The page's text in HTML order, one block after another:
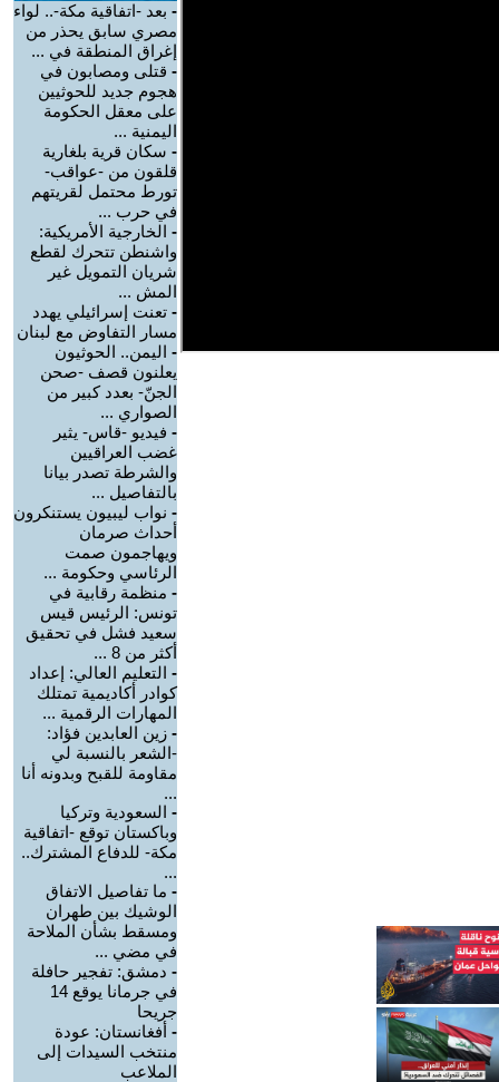
- بعد -اتفاقية مكة-.. لواء
مصري سابق يحذر من
إغراق المنطقة في ...
- قتلى ومصابون في
هجوم جديد للحوثيين
على معقل الحكومة
اليمنية ...
- سكان قرية بلغارية
قلقون من -عواقب-
تورط محتمل لقريتهم
في حرب ...
- الخارجية الأمريكية:
واشنطن تتحرك لقطع
شريان التمويل غير
المش ...
- تعنت إسرائيلي يهدد
مسار التفاوض مع لبنان
- اليمن.. الحوثيون
يعلنون قصف -صحن
الجنّ- بعدد كبير من
الصواري ...
- فيديو -قاس- يثير
غضب العراقيين
والشرطة تصدر بيانا
بالتفاصيل ...
- نواب ليبيون يستنكرون
أحداث صرمان
ويهاجمون صمت
الرئاسي وحكومة ...
- منظمة رقابية في
تونس: الرئيس قيس
سعيد فشل في تحقيق
أكثر من 8 ...
- التعليم العالي: إعداد
كوادر أكاديمية تمتلك
المهارات الرقمية ...
- زين العابدين فؤاد:
-الشعر بالنسبة لي
مقاومة للقبح وبدونه أنا
...
- السعودية وتركيا
وباكستان توقع -اتفاقية
مكة- للدفاع المشترك..
...
- ما تفاصيل الاتفاق
الوشيك بين طهران
ومسقط بشأن الملاحة
في مضي ...
- دمشق: تفجير حافلة
في جرمانا يوقع 14
جريحا
- أفغانستان: عودة
منتخب السيدات إلى
الملاعب